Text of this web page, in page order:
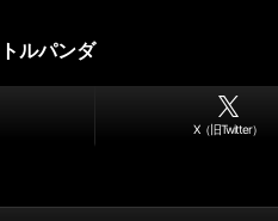
ルパンダ
X（旧Twitter）